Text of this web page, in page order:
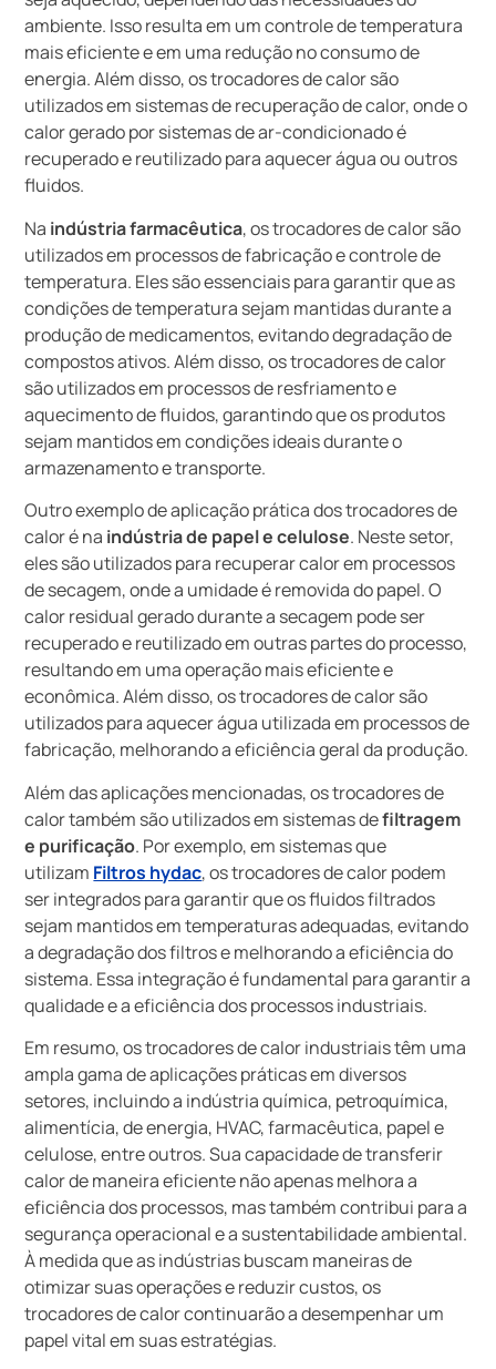
ambiente. Isso resulta em um controle de temperatura
mais eficiente e em uma redução no consumo de
energia. Além disso, os trocadores de calor são
utilizados em sistemas de recuperação de calor, onde o
calor gerado por sistemas de ar-condicionado é
recuperado e reutilizado para aquecer água ou outros
fluidos.
Na indústria farmacêutica, os trocadores de calor são
utilizados em processos de fabricação e controle de
temperatura. Eles são essenciais para garantir que as
condições de temperatura sejam mantidas durante a
produção de medicamentos, evitando degradação de
compostos ativos. Além disso, os trocadores de calor
são utilizados em processos de resfriamento e
aquecimento de fluidos, garantindo que os produtos
sejam mantidos em condições ideais durante o
armazenamento e transporte.
Outro exemplo de aplicação prática dos trocadores de
calor é na indústria de papel e celulose. Neste setor,
eles são utilizados para recuperar calor em processos
de secagem, onde a umidade é removida do papel. O
calor residual gerado durante a secagem pode ser
recuperado e reutilizado em outras partes do processo,
resultando em uma operação mais eficiente e
econômica. Além disso, os trocadores de calor são
utilizados para aquecer água utilizada em processos de
fabricação, melhorando a eficiência geral da produção.
Além das aplicações mencionadas, os trocadores de
calor também são utilizados em sistemas defiltragem
e purificação. Por exemplo, em sistemas que
utilizam Filtros hydac, os trocadores de calor podem
ser integrados para garantir que os fluidos filtrados
sejam mantidos em temperaturas adequadas, evitando
a degradação dos filtros e melhorando a eficiência do
sistema. Essa integração é fundamental para garantir a
qualidade e a eficiência dos processos industriais.
Em resumo, os trocadores de calor industriais têm uma
ampla gama de aplicações práticas em diversos
setores, incluindo a indústria química, petroquímica,
alimentícia, de energia, HVAC, farmacêutica, papel e
celulose, entre outros. Sua capacidade de transferir
calor de maneira eficiente não apenas melhora a
eficiência dos processos, mas também contribui para a
segurança operacional e a sustentabilidade ambiental.
À medida que as indústrias buscam maneiras de
otimizar suas operações e reduzir custos, os
trocadores de calor continuarão a desempenhar um
papel vital em suas estratégias.